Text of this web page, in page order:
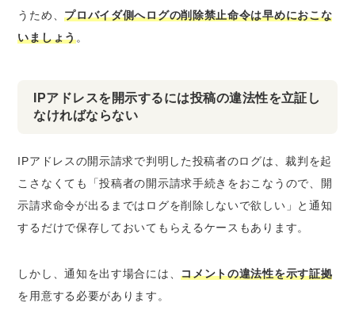
うため、プロバイダ側へログの削除禁止命令は早めにおこな
いましょう。
IPアドレスを開示するには投稿の違法性を立証し
なければならない
IPアドレスの開示請求で判明した投稿者のログは、裁判を起
こさなくても「投稿者の開示請求手続きをおこなうので、
開
示請求命令が出るまではログを削除しないで欲しい 」と通知
するだけで保存しておいてもらえるケースもあります。
しかし、通知を出す場合には、コメントの違法性を示す証拠
を用意する必要があります。